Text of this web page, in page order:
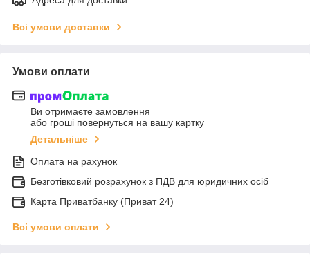
Всі умови доставки
Умови оплати
Ви отримаєте замовлення
або гроші повернуться на вашу картку
Детальніше
Оплата на рахунок
Безготівковий розрахунок з ПДВ для юридичних осіб
Карта Приватбанку (Приват 24)
Всі умови оплати